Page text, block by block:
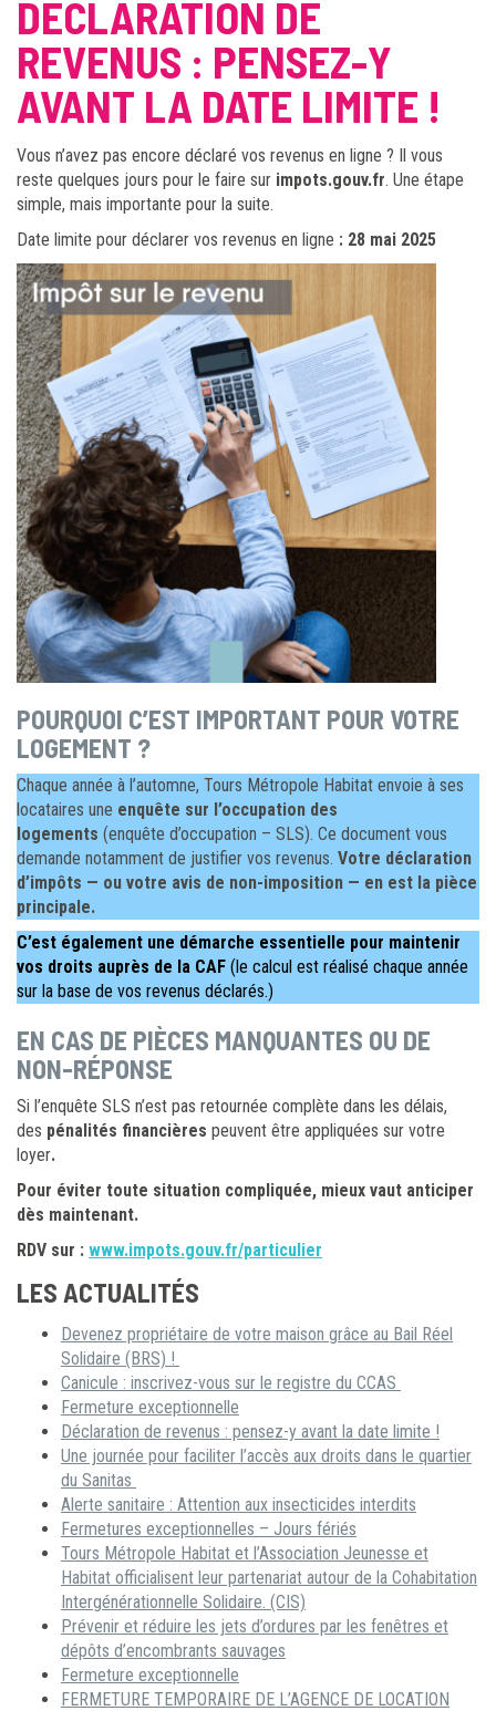
DÉCLARATION DE
REVENUS : PENSEZ-Y
AVANT LA DATE LIMITE !
Vous n’avez pas encore déclaré vos revenus en ligne ? Il vous
reste quelques jours pour le faire sur impots.gouv.fr. Une étape
simple, mais importante pour la suite.
Date limite pour déclarer vos revenus en ligne : 28 mai 2025
POURQUOI C’EST IMPORTANT POUR VOTRE
LOGEMENT ?
Chaque année à l’automne, Tours Métropole Habitat envoie à ses
locataires une enquête sur l’occupation des
logements (enquête d’occupation – SLS). Ce document vous
demande notamment de justifier vos revenus. Votre déclaration
d’impôts — ou votre avis de non-imposition — en est la pièce
principale.
C’est également une démarche essentielle pour maintenir
vos droits auprès de la CAF (le calcul est réalisé chaque année
sur la base de vos revenus déclarés.)
EN CAS DE PIÈCES MANQUANTES OU DE
NON-RÉPONSE
Si l’enquête SLS n’est pas retournée complète dans les délais,
des pénalités financières peuvent être appliquées sur votre
loyer.
Pour éviter toute situation compliquée, mieux vaut anticiper
dès maintenant.
RDV sur : www.impots.gouv.fr/particulier
LES ACTUALITÉS
Devenez propriétaire de votre maison grâce au Bail Réel
Solidaire (BRS) !
Canicule : inscrivez-vous sur le registre du CCAS
Fermeture exceptionnelle
Déclaration de revenus : pensez-y avant la date limite !
Une journée pour faciliter l’accès aux droits dans le quartier
du Sanitas
Alerte sanitaire : Attention aux insecticides interdits
Fermetures exceptionnelles – Jours fériés
Tours Métropole Habitat et l’Association Jeunesse et
Habitat officialisent leur partenariat autour de la Cohabitation
Intergénérationnelle Solidaire. (CIS)
Prévenir et réduire les jets d’ordures par les fenêtres et
dépôts d’encombrants sauvages
Fermeture exceptionnelle
FERMETURE TEMPORAIRE DE L’AGENCE DE LOCATION